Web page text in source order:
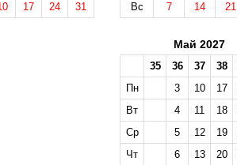
17 24 31
Вс
7 14 21
Май 2027
35 36 37 38
Пн
3 10 17
Вт
4 11 18
Ср
5 12 19
Чт
6 13 20